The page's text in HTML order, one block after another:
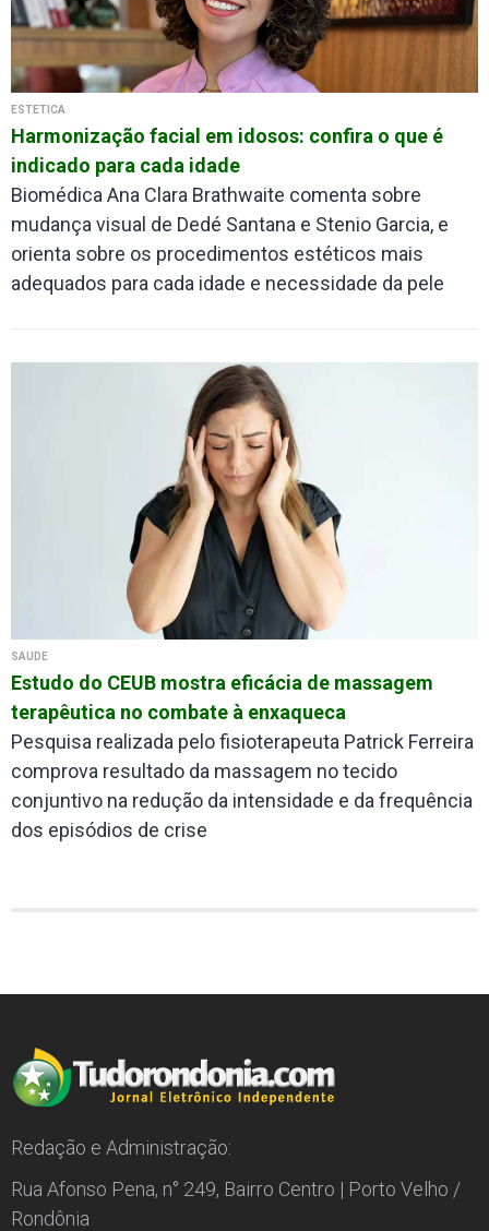
ESTETICA
Harmonização facial em idosos: confira o que é
indicado para cada idade
Biomédica Ana Clara Brathwaite comenta sobre
mudança visual de Dedé Santana e Stenio Garcia, e
orienta sobre os procedimentos estéticos mais
adequados para cada idade e necessidade da pele
SAÚDE
Estudo do CEUB mostra eficácia de massagem
terapêutica no combate à enxaqueca
Pesquisa realizada pelo fisioterapeuta Patrick Ferreira
comprova resultado da massagem no tecido
conjuntivo na redução da intensidade e da frequência
dos episódios de crise
Redação e Administração:
Rua Afonso Pena, n° 249, Bairro Centro | Porto Velho /
Rondônia